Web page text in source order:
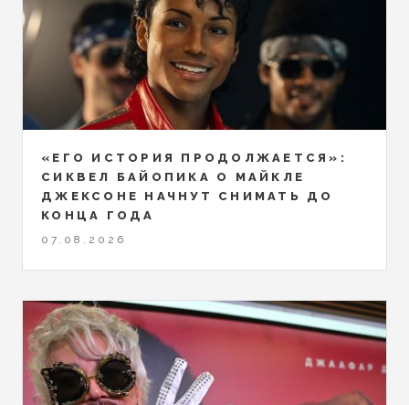
«ЕГО ИСТОРИЯ ПРОДОЛЖАЕТСЯ»:
СИКВЕЛ БАЙОПИКА О МАЙКЛЕ
ДЖЕКСОНЕ НАЧНУТ СНИМАТЬ ДО
КОНЦА ГОДА
07.08.2026